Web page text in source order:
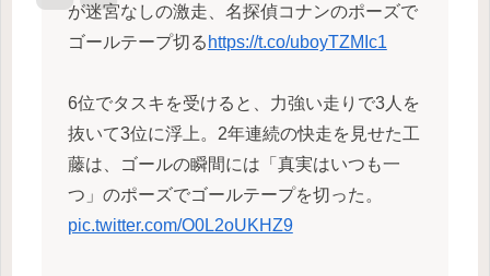
が迷宮なしの激走、名探偵コナンのポーズで
ゴールテープ切る https://t.co/uboyTZMIc1
6位でタスキを受けると、力強い走りで3人を
抜いて3位に浮上。2年連続の快走を見せた工
藤は、ゴールの瞬間には「真実はいつも一
つ」のポーズでゴールテープを切った。
pic.twitter.com/O0L2oUKHZ9